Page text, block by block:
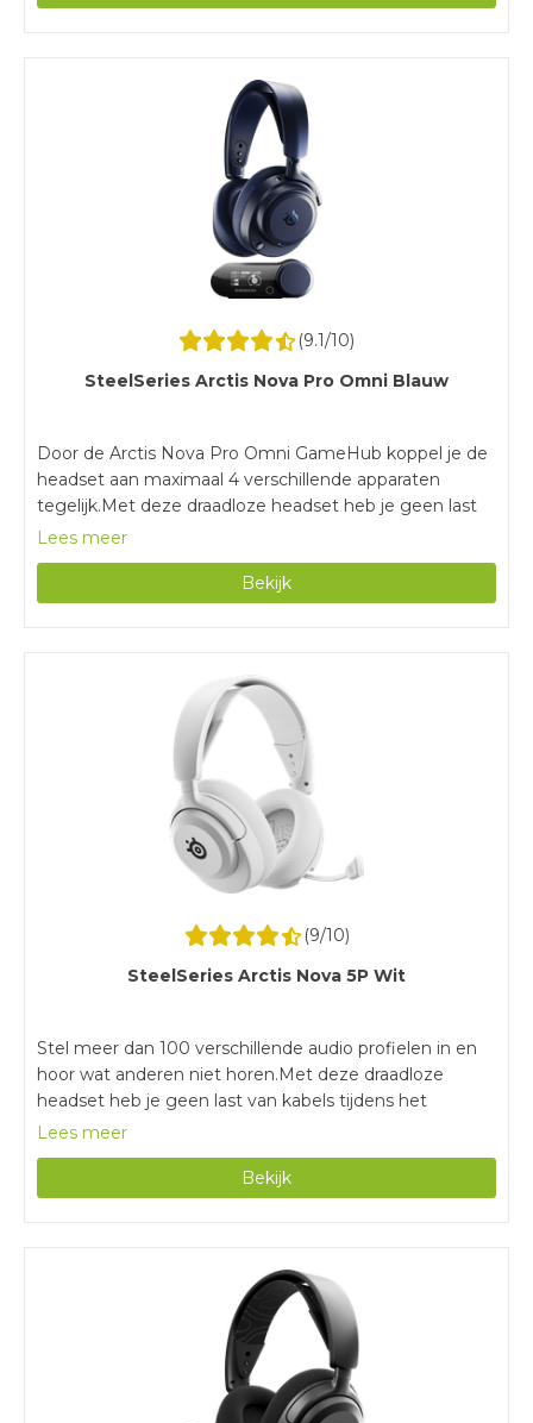
vergelijkbare modellen.
(9.1/10)
SteelSeries Arctis Nova Pro Omni Blauw
Door de Arctis Nova Pro Omni GameHub koppel je de
headset aan maximaal 4 verschillende apparaten
tegelijk.Met deze draadloze headset heb je geen last
van kabels tijdens het gamen.Door de noise cancelling
helemaal op je games.Leren oorkussens ademen
slecht en worden snel warm tijdens lange
Lees meer
Bekijk
(9/10)
SteelSeries Arctis Nova 5P Wit
Stel meer dan 100 verschillende audio profielen in en
hoor wat anderen niet horen.Met deze draadloze
headset heb je geen last van kabels tijdens het
gamen.Met een batterijduur van 60 uur game je
van de audio profielen heb je de Arctis Nova 5
Companion App nodig.
Lees meer
Bekijk